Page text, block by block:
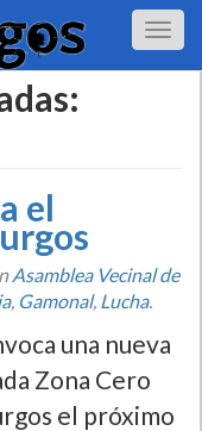
el
Asamblea Vecinal de
, Gamonal, Lucha.
una nueva
Zona Cero
el próximo